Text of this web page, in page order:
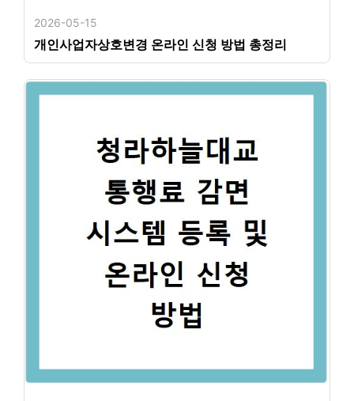
2026-05-15
개인사업자상호변경 온라인 신청 방법 총정리